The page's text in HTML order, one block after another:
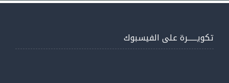
تكويــــــرة على الفيسبوك